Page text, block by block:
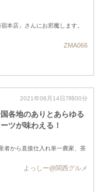
本店」さんにお邪魔します。
ZMA066
2021年06月14日7時00分
国各地のありとあらゆる
ツが味わえる！
者から直接仕入れ単一農家、茶
よっしー@関西グルメ